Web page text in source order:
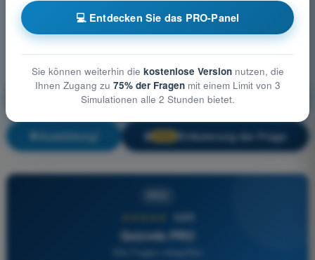
Technische und betriebliche Maßnahmen zur
Minderung der Risiken am Boden
Ausbildung! 🔒 Erläuterung der Frage
4,6/5
Quizvds PRO
Alle Fragen inbegriffen
💻 Entdecken Sie das PRO-Panel
Sie können weiterhin die kostenlose Versionnutzen, die
Ihnen Zugang zu 75% der Fragenmit einem Limit von 3
Simulationen alle 2 Stunden bietet.